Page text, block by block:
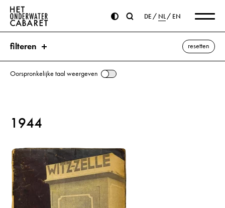
DE NL EN
filteren resetten
Grimm, Hans ⌫
de Baltische landen Dnjepr Polen
alle weergeven
Oorspronkelijke taal weergeven
1944